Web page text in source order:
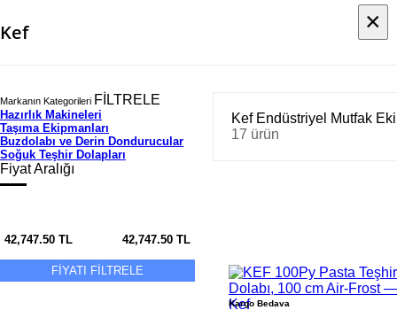
Kef
Markanın Kategorileri FİLTRELE
Hazırlık Makineleri
Taşıma Ekipmanları
Buzdolabı ve Derin Dondurucular
Soğuk Teşhir Dolapları
Fiyat Aralığı
42,747.50 TL 42,747.50 TL
FİYATI FİLTRELE
Kef Endüstriyel Mutfak
17 ürün
Kargo Bedava
×
×